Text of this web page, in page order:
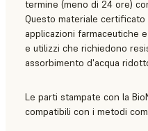
termine (meno di 24 ore)
Questo materiale certificato
applicazioni farmaceutiche
e utilizzi che richiedono
assorbimento d'acqua
Le parti stampate con la
compatibili con i metodi